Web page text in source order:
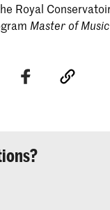
Royal
Master of